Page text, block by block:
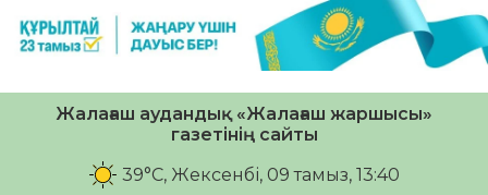
Жалағаш аудандық «Жалағаш жаршысы»
газетінің сайты
39°C, Жексенбі, 09 тамыз, 13:40